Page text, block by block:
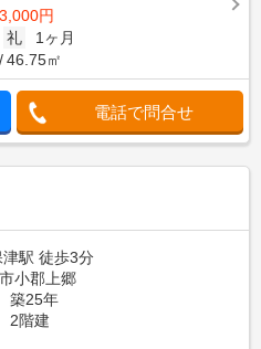
円
礼
1ヶ月
46.75㎡
電話で問合せ
駅 徒歩3分
小郡上郷
築25年
2階建